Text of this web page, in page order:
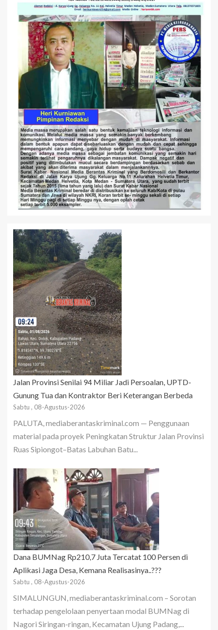
Jalan Provinsi Senilai 94 Miliar Jadi Persoalan, UPTD-
Gunung Tua dan Kontraktor Beri Keterangan Berbeda
Sabtu , 08-Agustus-2026
PALUTA, mediaberantaskriminal.com — Penggunaan
material pada proyek Peningkatan Struktur Jalan Provinsi
Ruas Sipiongot–Batas Labuhan Batu...
Dana BUMNag Rp210,7 Juta Tercatat 100 Persen di
Aplikasi Jaga Desa, Kemana Realisasinya..???
Sabtu , 08-Agustus-2026
SIMALUNGUN, mediaberantaskriminal.com – Sorotan
terhadap pengelolaan penyertaan modal BUMNag di
Nagori Siringan-ringan, Kecamatan Ujung Padang,...